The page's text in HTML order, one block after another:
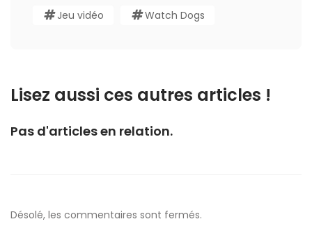
Jeu vidéo Watch Dogs
Lisez aussi ces autres articles !
Pas d'articles en relation.
Désolé, les commentaires sont fermés.